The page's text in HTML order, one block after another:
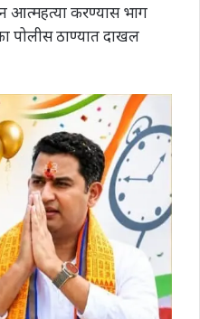
करण्यास भाग
पोलीस ठाण्यात दाखल